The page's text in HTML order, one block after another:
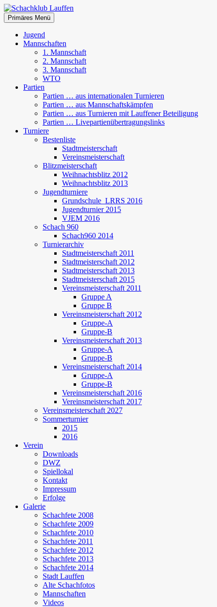
Zum
Inhalt
springen
Schachklub Lauffen
Suchen
Primäres Menü
Jugend
Mannschaften
1. Mannschaft
2. Mannschaft
3. Mannschaft
WTO
Partien
Partien … aus internationalen Turnieren
Partien … aus Mannschaftskämpfen
Partien … aus Turnieren mit Lauffener Beteiligung
Partien … Livepartienübertragungslinks
Turniere
Bestenliste
Stadtmeisterschaft
Vereinsmeisterschaft
Blitzmeisterschaft
Weihnachtsblitz 2012
Weihnachtsblitz 2013
Jugendturniere
Grundschule_LRRS 2016
Jugendturnier 2015
VJEM 2016
Schach 960
Schach960 2014
Turnierarchiv
Stadtmeisterschaft 2011
Stadtmeisterschaft 2012
Stadtmeisterschaft 2013
Stadtmeisterschaft 2015
Vereinsmeisterschaft 2011
Gruppe A
Gruppe B
Vereinsmeisterschaft 2012
Gruppe-A
Gruppe-B
Vereinsmeisterschaft 2013
Gruppe-A
Gruppe-B
Vereinsmeisterschaft 2014
Gruppe-A
Gruppe-B
Vereinsmeisterschaft 2016
Vereinsmeisterschaft 2017
Vereinsmeisterschaft 2027
Sommerturnier
2015
2016
Verein
Downloads
DWZ
Spiellokal
Kontakt
Impressum
Erfolge
Galerie
Schachfete 2008
Schachfete 2009
Schachfete 2010
Schachfete 2011
Schachfete 2012
Schachfete 2013
Schachfete 2014
Stadt Lauffen
Alte Schachfotos
Mannschaften
Videos